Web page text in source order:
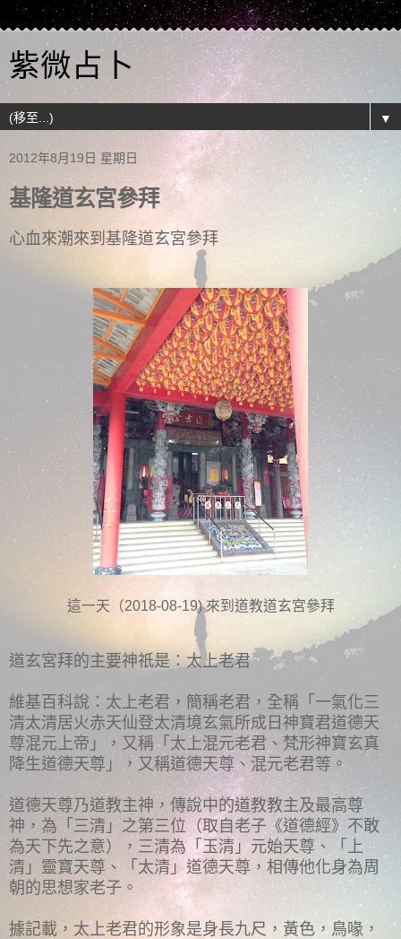
紫微占卜
▼
2012年8月19日 星期日
基隆道玄宮參拜
心血來潮來到基隆道玄宮參拜
這一天（2018-08-19) 來到道教道玄宮參拜
道玄宮拜的主要神祇是：太上老君
維基百科說： 太上老君，簡稱老君，全稱「一氣化三
清太清居火赤天仙登太清境玄氣所成日神寶君道德天
尊混元上帝」，又稱「太上混元老君、梵形神寶玄真
降生道德天尊」，又稱道德天尊、混元老君等。
道德天尊乃道教主神，傳說中的道教教主及最高尊
神，為「三清」之第三位（取自老子《道德經》不敢
為天下先之意），三清為「玉清」元始天尊、「上
清」靈寶天尊、「太清」道德天尊，相傳他化身為周
朝的思想家老子。
據記載，太上老君的形象是身長九尺，黃色，鳥喙，